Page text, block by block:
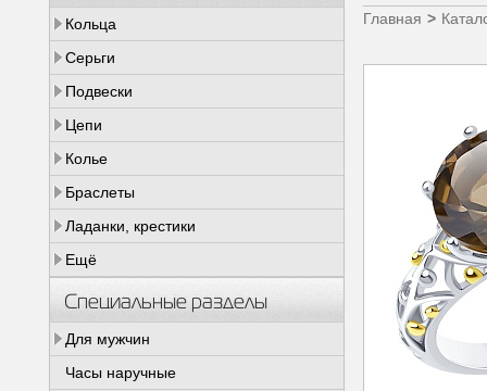
Кольца
Серьги
Подвески
Цепи
Колье
Браслеты
Ладанки, крестики
Ещё
Специальные разделы
Для мужчин
Часы наручные
Главная